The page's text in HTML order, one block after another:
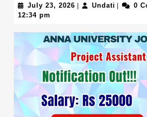
July 23, 2026 July Undati Undati
0
12:34 pm